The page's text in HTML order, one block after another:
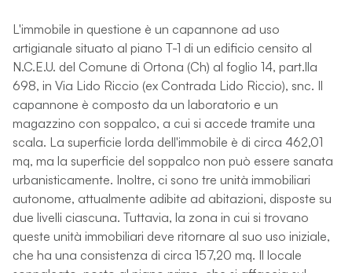
L'immobile in questione è un capannone ad uso
artigianale situato al piano T-1 di un edificio censito al
N.C.E.U. del Comune di Ortona (Ch) al foglio 14, part.lla
698, in Via Lido Riccio (ex Contrada Lido Riccio), snc. Il
capannone è composto da un laboratorio e un
magazzino con soppalco, a cui si accede tramite una
scala. La superficie lorda dell'immobile è di circa 462,01
mq, ma la superficie del soppalco non può essere sanata
urbanisticamente. Inoltre, ci sono tre unità immobiliari
autonome, attualmente adibite ad abitazioni, disposte su
due livelli ciascuna. Tuttavia, la zona in cui si trovano
queste unità immobiliari deve ritornare al suo uso iniziale,
che ha una consistenza di circa 157,20 mq. Il locale